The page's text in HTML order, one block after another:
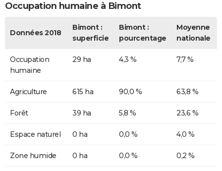
Occupation humaine à Bimont
Données 2018
Bimont :
superficie
Bimont :
pourcentage
Moyenne
nationale
Occupation
humaine
29 ha 4,3 % 7,7 %
Agriculture 615 ha 90,0 % 63,8 %
Forêt 39 ha 5,8 % 23,6 %
Espace naturel 0 ha 0,0 % 4,0 %
Zone humide 0 ha 0,0 % 0,2 %